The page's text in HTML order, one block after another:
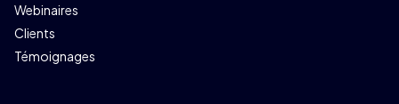
Webinaires
Clients
Témoignages